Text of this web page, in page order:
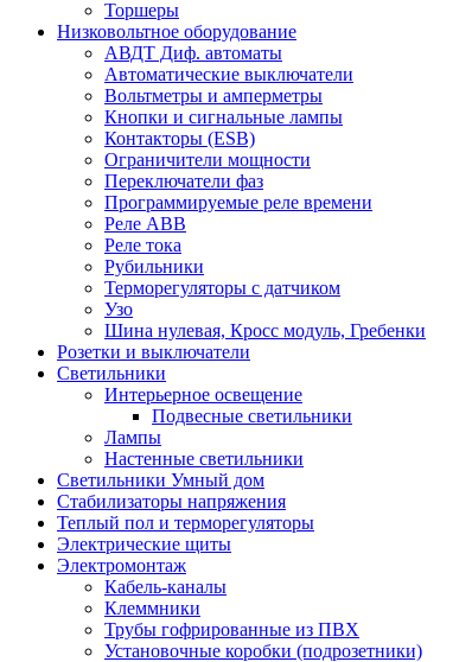
Торшеры
Низковольтное оборудование
АВДT Диф. автоматы
Автоматические выключатели
Вольтметры и амперметры
Кнопки и сигнальные лампы
Контакторы (ESB)
Ограничители мощности
Переключатели фаз
Программируемые реле времени
Реле ABB
Реле тока
Рубильники
Терморегуляторы с датчиком
Узо
Шина нулевая, Кросс модуль, Гребенки
Розетки и выключатели
Светильники
Интерьерное освещение
Подвесные светильники
Лампы
Настенные светильники
Светильники Умный дом
Стабилизаторы напряжения
Теплый пол и терморегуляторы
Электрические щиты
Электромонтаж
Кабель-каналы
Клеммники
Трубы гофрированные из ПВХ
Установочные коробки (подрозетники)